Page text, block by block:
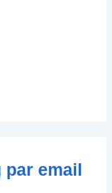
par email